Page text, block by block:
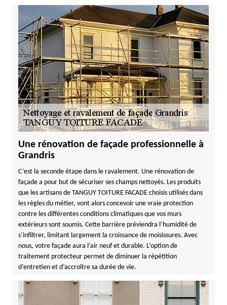
Une rénovation de façade professionnelle à
Grandris
C’est la seconde étape dans le ravalement. Une rénovation de
façade a pour but de sécuriser ses champs nettoyés. Les produits
que les artisans de TANGUY TOITURE FACADE choisis utilisés dans
les règles du métier, vont alors concevoir une vraie protection
contre les différentes conditions climatiques que vos murs
extérieurs sont soumis. Cette barrière préviendra l’humidité de
s’infiltrer, limitant largement la croissance de moisissures. Avec
nous, votre façade aura l’air neuf et durable. L’option de
traitement protecteur permet de diminuer la répétition
d’entretien et d’accroître sa durée de vie.